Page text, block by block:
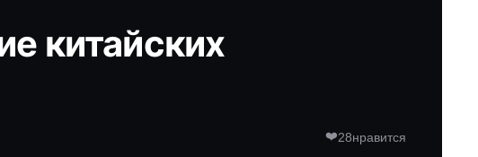
китайских
❤️28нравится